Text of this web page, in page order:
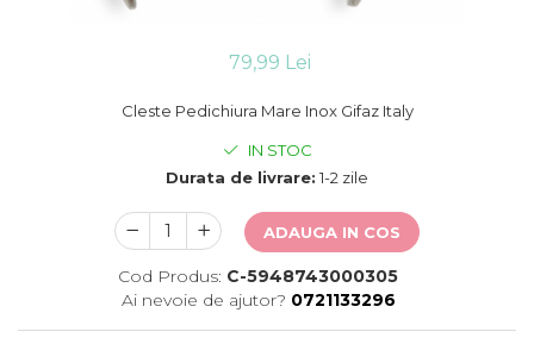
79,99 Lei
Cleste Pedichiura Mare Inox Gifaz Italy
IN STOC
Durata de livrare: 1-2 zile
ADAUGA IN COS
Cod Produs: C-5948743000305
Ai nevoie de ajutor? 0721133296